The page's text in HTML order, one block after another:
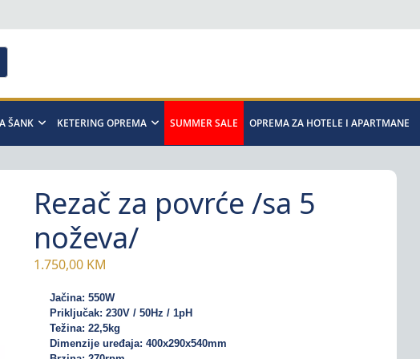
ŠANK KETERING OPREMA SUMMER SALE OPREMA ZA HOTELE I APARTMANE
Rezač za povrće /sa 5
noževa/
1.750,00 KM
Jačina: 550W
Priključak: 230V / 50Hz / 1pH
Težina: 22,5kg
Dimenzije uređaja: 400x290x540mm